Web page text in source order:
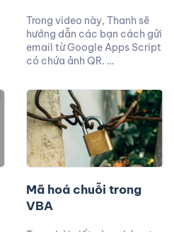
Trong video này, Thanh sẽ
hướng dẫn các bạn cách gửi
email từ Google Apps Script
có chứa ảnh QR. …
Mã hoá chuỗi trong
VBA